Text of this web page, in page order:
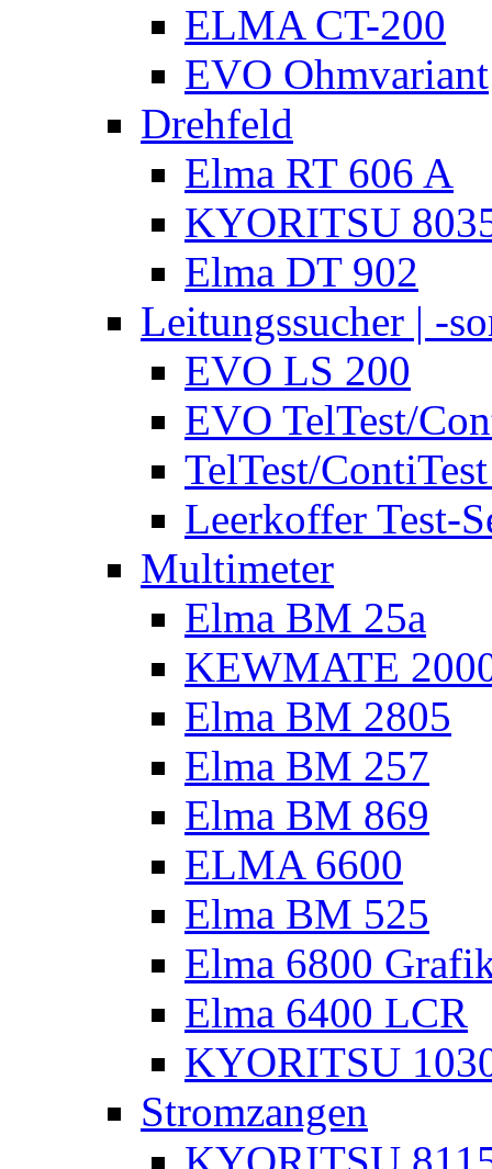
ELMA CT-200
EVO Ohmvariant
Drehfeld
Elma RT 606 A
KYORITSU
Elma DT 902
Leitungssucher | -
EVO LS 200
EVO TelTest/
TelTest/
Leerkoffer Test-
Multimeter
Elma BM 25a
KEWMATE
Elma BM 2805
Elma BM 257
Elma BM 869
ELMA 6600
Elma BM 525
Elma 6800
Elma 6400 LCR
KYORITSU
Stromzangen